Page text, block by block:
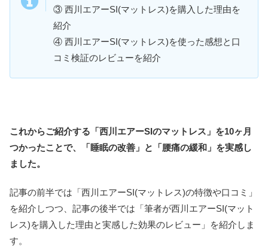
③ 西川エアーSI(マットレス)を購入した理由を
紹介
④ 西川エアーSI(マットレス)を使った感想と口
コミ検証のレビューを紹介
これからご紹介する「西川エアーSIのマットレス」を10ヶ月
つかったことで、「睡眠の改善」と「腰痛の緩和」を実感し
ました。
記事の前半では「西川エアーSI(マットレス)の特徴や口コミ」
を紹介しつつ、記事の後半では「筆者が西川エアーSI(マット
レス)を購入した理由と実感した効果のレビュー」を紹介しま
す。